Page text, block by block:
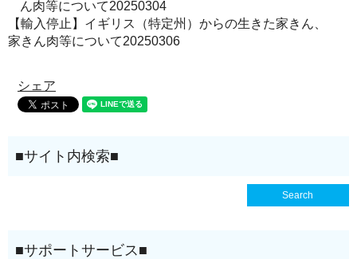
ん肉等について20250304
【輸入停止】イギリス（特定州）からの生きた家きん、
家きん肉等について20250306
シェア